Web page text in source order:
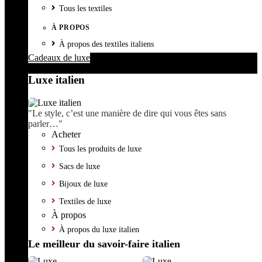
Tous les textiles
À PROPOS
À propos des textiles italiens
Cadeaux de luxe
Luxe italien
"Le style, c’est une manière de dire qui vous êtes sans
parler…"
Acheter
Tous les produits de luxe
Sacs de luxe
Bijoux de luxe
Textiles de luxe
À propos
À propos du luxe italien
Le meilleur du savoir-faire italien